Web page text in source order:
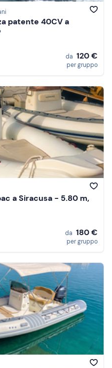
patente 40CV a
da 120 €
per gruppo
a Siracusa - 5.80 m,
da 180 €
per gruppo